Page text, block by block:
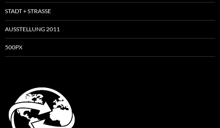
STADT + STRASSE
AUSSTELLUNG 2011
500PX